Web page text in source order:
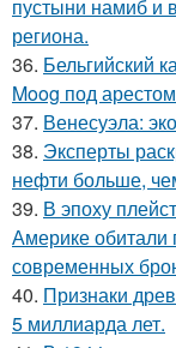
пустыни намиб и
региона.
36. Бельгийский
Moog под
37. Венесуэла:
38. Эксперты
нефти больше,
39. В эпоху
Америке обитали
современных
40. Признаки
5 миллиарда лет.